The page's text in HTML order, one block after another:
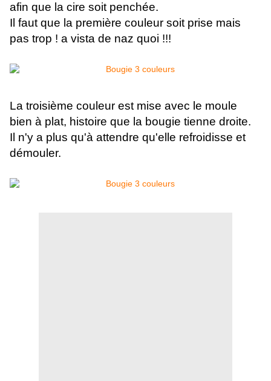
afin que la cire soit penchée.
Il faut que la première couleur soit prise mais
pas trop ! a vista de naz quoi !!!
La troisième couleur est mise avec le moule
bien à plat, histoire que la bougie tienne droite.
Il n'y a plus qu'à attendre qu'elle refroidisse et
démouler.